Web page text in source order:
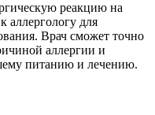
реакцию на
аллергологу для
Врач сможет точно
аллергии и
питанию и лечению.